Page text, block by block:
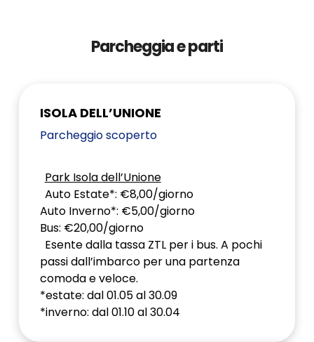
Parcheggia e parti
ISOLA DELL’UNIONE
Parcheggio scoperto
Park Isola dell’Unione
Auto Estate*: €8,00/giorno
Auto Inverno*: €5,00/giorno
Bus: €20,00/giorno
Esente dalla tassa ZTL per i bus. A pochi
passi dall’imbarco per una partenza
comoda e veloce.
*estate: dal 01.05 al 30.09
*inverno: dal 01.10 al 30.04